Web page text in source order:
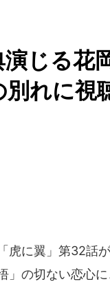
演じる花
れに視
虎に翼」第32話
」の切ない恋心